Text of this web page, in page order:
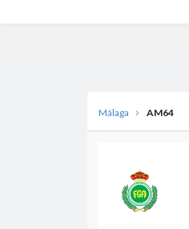
Málaga AM64